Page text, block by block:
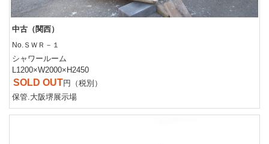
中古（関西）
No.ＳＷＲ－１
シャワールーム
L1200×W2000×H2450
SOLD OUT円（税別）
保管.大阪堺展示場